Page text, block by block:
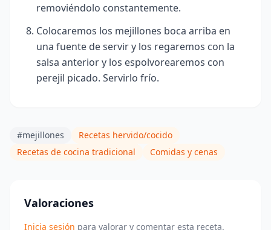
removiéndolo constantemente.
Colocaremos los mejillones boca arriba en
una fuente de servir y los regaremos con la
salsa anterior y los espolvorearemos con
perejil picado. Servirlo frío.
#mejillones
Recetas hervido/cocido
Recetas de cocina tradicional
Comidas y cenas
Valoraciones
Inicia sesión para valorar y comentar esta receta.